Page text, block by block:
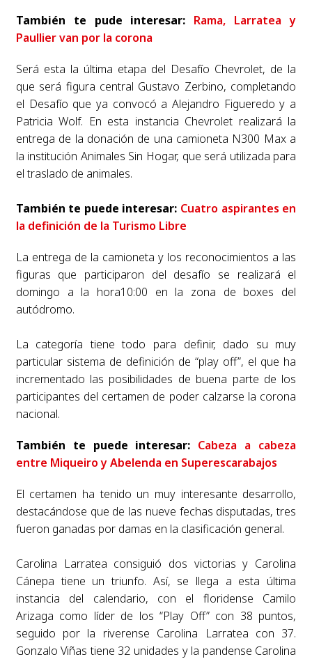
También te pude interesar: Rama, Larratea y
Paullier van por la corona
Será esta la última etapa del Desafío Chevrolet, de la
que será figura central Gustavo Zerbino, completando
el Desafío que ya convocó a Alejandro Figueredo y a
Patricia Wolf. En esta instancia Chevrolet realizará la
entrega de la donación de una camioneta N300 Max a
la institución Animales Sin Hogar, que será utilizada para
el traslado de animales.
También te puede interesar: Cuatro aspirantes en
la definición de la Turismo Libre
La entrega de la camioneta y los reconocimientos a las
figuras que participaron del desafío se realizará el
domingo a la hora10:00 en la zona de boxes del
autódromo.
La categoría tiene todo para definir, dado su muy
particular sistema de definición de “play off”, el que ha
incrementado las posibilidades de buena parte de los
participantes del certamen de poder calzarse la corona
nacional.
También te puede interesar: Cabeza a cabeza
entre Miqueiro y Abelenda en Superescarabajos
El certamen ha tenido un muy interesante desarrollo,
destacándose que de las nueve fechas disputadas, tres
fueron ganadas por damas en la clasificación general.
Carolina Larratea consiguió dos victorias y Carolina
Cánepa tiene un triunfo. Así, se llega a esta última
instancia del calendario, con el floridense Camilo
Arizaga como líder de los “Play Off” con 38 puntos,
seguido por la riverense Carolina Larratea con 37.
Gonzalo Viñas tiene 32 unidades y la pandense Carolina